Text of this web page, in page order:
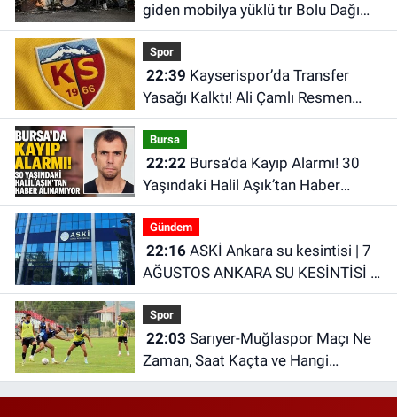
giden mobilya yüklü tır Bolu Dağı
Tüneli'nde alev aldı
Spor
22:39
Yasağı Kalktı! Ali Çamlı Resmen
Duyurdu
Bursa
22:22Bursa’da Kayıp Alarmı! 30
Yaşındaki Halil Aşık’tan Haber
Alınamıyor
Gündem
22:16ASKİ Ankara su kesintisi | 7
AĞUSTOS ANKARA SU KESİNTİSİ |
Ankara Yenimahalle su kesintisi
Spor
22:03
Zaman, Saat Kaçta ve Hangi
Kanalda?